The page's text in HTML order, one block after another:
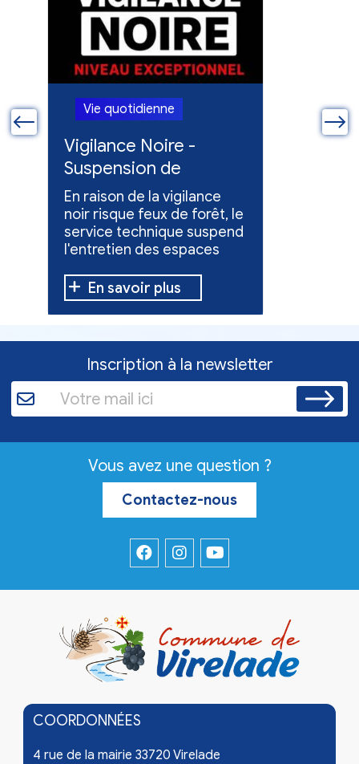
Vie quotidienne
Vigilance Noire -
Suspension de
l'entretien des
espaces verts
En raison de la vigilance
noir risque feux de forêt, le
service technique suspend
l'entretien des espaces
En savoir plus
Vie
Feux
Inscription à la newsletter
Vous avez une question ?
Contactez-nous
COORDONNÉES
4 rue de la mairie 33720 Virelade